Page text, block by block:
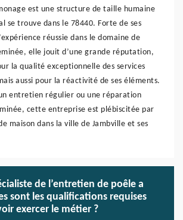
est une structure de taille humaine
se trouve dans le 78440. Forte de ses
réussie dans le domaine de
elle jouit d’une grande réputation,
la qualité exceptionnelle des services
aussi pour la réactivité de ses éléments.
entretien régulier ou une réparation
cette entreprise est plébiscitée par
maison dans la ville de Jambville et ses
de l’entretien de poêle a
sont les qualifications requises
exercer le métier ?